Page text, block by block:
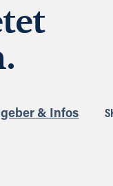
& Infos